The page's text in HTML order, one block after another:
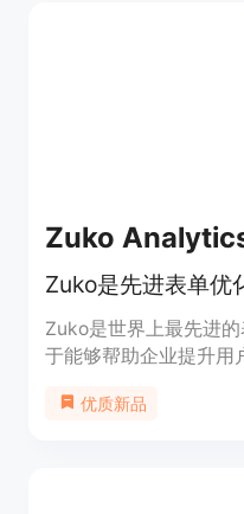
Zuko
Zuko是世界上最先进
于能够帮助企业提升用
准识别并解决用户体
优质新品